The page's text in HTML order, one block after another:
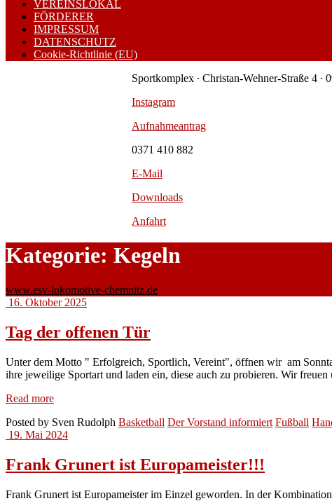
VEREINSLOKAL
FÖRDERER
IMPRESSUM
DATENSCHUTZ
Cookie-Richtlinie (EU)
Sportkomplex ∙ Christan-Wehner-Straße 4 ∙
Instagram
Aufnahmeantrag
0371 410 882
E-Mail
Downloads
Anfahrt
Kategorie: Kegeln
www.esv-lokomotive-chemnitz.de
16. Oktober 2025
Tag der offenen Tür
Unter dem Motto " Erfolgreich, Sportlich, Vereint", öffnen wir am
ihre jeweilige Sportart und laden ein, diese auch zu probieren. Wir
Read moreTag
offenen
Tür
Posted by Sven Rudolph Basketball Der Vorstand informiert Fußball
19. Mai 2024
Frank Grunert ist Europameister!!!
Frank Grunert ist Europameister im Einzel geworden. In der